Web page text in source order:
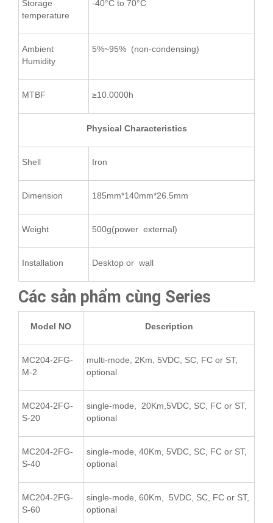
Storage
temperature
-40°C to 70°C
Ambient
Humidity
5%~95% (non-condensing)
MTBF ≥10.0000h
Physical Characteristics
Shell Iron
Dimension 185mm*140mm*26.5mm
Weight 500g(power external)
Installation Desktop or wall
Các sản phẩm cùng Series
Model NO Description
MC204-2FG-
M-2
multi-mode, 2Km, 5VDC, SC, FC or ST,
optional
MC204-2FG-
S-20
single-mode, 20Km,5VDC, SC, FC or ST,
optional
MC204-2FG-
S-40
single-mode, 40Km, 5VDC, SC, FC or ST,
optional
MC204-2FG-
S-60
single-mode, 60Km, 5VDC, SC, FC or ST,
optional